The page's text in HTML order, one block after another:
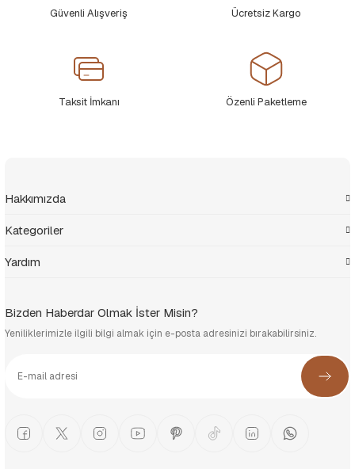
Güvenli Alışveriş Ücretsiz Kargo
Taksit İmkanı Özenli Paketleme
Hakkımızda
Kategoriler
Yardım
Bizden Haberdar Olmak İster Misin?
Yeniliklerimizle ilgili bilgi almak için e-posta adresinizi bırakabilirsiniz.